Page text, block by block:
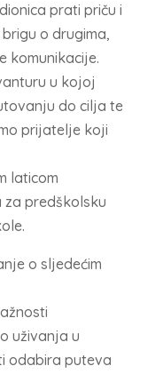
prati priču i
o drugima,
komunikacije.
u kojoj
do cilja te
prijatelje koji
laticom
predškolsku
o sljedećim
uživanja u
odabira puteva